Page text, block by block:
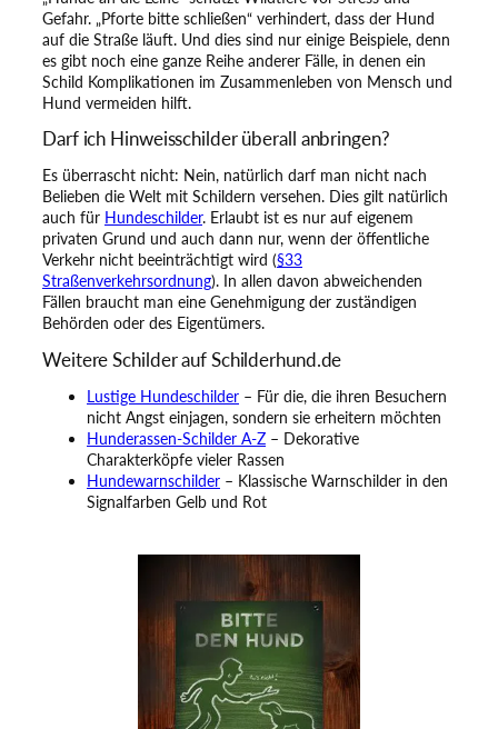
Gefahr. „Pforte bitte schließen“ verhindert, dass der Hund
auf die Straße läuft. Und dies sind nur einige Beispiele, denn
es gibt noch eine ganze Reihe anderer Fälle, in denen ein
Schild Komplikationen im Zusammenleben von Mensch und
Hund vermeiden hilft.
Darf ich Hinweisschilder überall anbringen?
Es überrascht nicht: Nein, natürlich darf man nicht nach
Belieben die Welt mit Schildern versehen. Dies gilt natürlich
auch für Hundeschilder. Erlaubt ist es nur auf eigenem
privaten Grund und auch dann nur, wenn der öffentliche
Verkehr nicht beeinträchtigt wird (§33
Straßenverkehrsordnung). In allen davon abweichenden
Fällen braucht man eine Genehmigung der zuständigen
Behörden oder des Eigentümers.
Weitere Schilder auf Schilderhund.de
Lustige Hundeschilder – Für die, die ihren Besuchern
nicht Angst einjagen, sondern sie erheitern möchten
Hunderassen-Schilder A-Z – Dekorative
Charakterköpfe vieler Rassen
Hundewarnschilder – Klassische Warnschilder in den
Signalfarben Gelb und Rot